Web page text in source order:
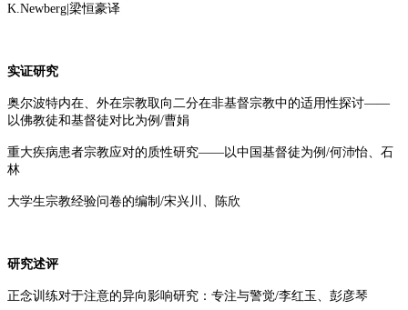
K.Newberg|梁恒豪译
实证研究
奥尔波特内在、外在宗教取向二分在非基督宗教中的适用性探讨——
以佛教徒和基督徒对比为例/曹娟
重大疾病患者宗教应对的质性研究——以中国基督徒为例/何沛怡、石
林
大学生宗教经验问卷的编制/宋兴川、陈欣
研究述评
正念训练对于注意的异向影响研究：专注与警觉/李红玉、彭彦琴